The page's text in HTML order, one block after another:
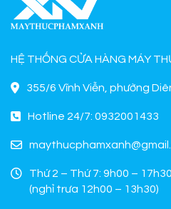
HỆ THỐNG CỬA HÀNG MÁY
355/6 Vĩnh Viễn, phường
Hotline 24/7: 0932001433
Thứ 2 – Thứ 7: 9h00 – 17h30
(nghỉ trưa 12h00 – 13h30)